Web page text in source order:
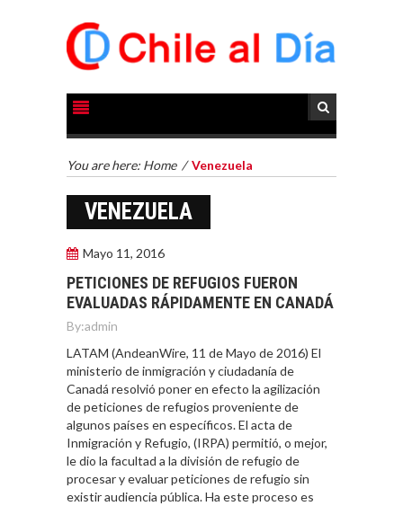
You are here: Home /Venezuela
VENEZUELA
Mayo 11, 2016
PETICIONES DE REFUGIOS FUERON
EVALUADAS RÁPIDAMENTE EN CANADÁ
By:admin
LATAM (AndeanWire, 11 de Mayo de 2016) El
ministerio de inmigración y ciudadanía de
Canadá resolvió poner en efecto la agilización
de peticiones de refugios proveniente de
algunos países en específicos. El acta de
Inmigración y Refugio, (IRPA) permitió, o mejor,
le dio la facultad a la división de refugio de
procesar y evaluar peticiones de refugio sin
existir audiencia pública. Ha este proceso es